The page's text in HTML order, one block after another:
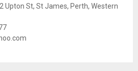
Upton St, St James, Perth, Western